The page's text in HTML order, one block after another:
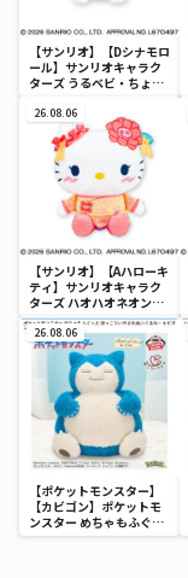
【サンリオ】【Dシナモロ
ール】サンリオキャラク
ターズ うるベビ・ちょい
26.08.06
【サンリオ】【Aハローキ
ティ】サンリオキャラク
ターズ ハオハオネオンタ
ウンドールBIGタイプ1
26.08.06
【ポケットモンスター】
【カビゴン】ポケットモ
ンスター めちゃもふぐっ
と ほっこりいやされぬい